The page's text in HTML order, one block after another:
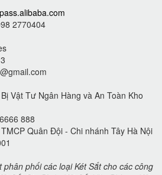
2770404
Vật Tư Ngân Hàng và An Toàn Kho
888
Quân Đội - Chi nhánh Tây Hà Nội
phối các loại Két Sắt cho các công